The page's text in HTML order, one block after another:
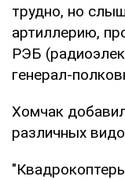
трудно, но
артиллерию,
РЭБ
генерал-
Хомчак
различных